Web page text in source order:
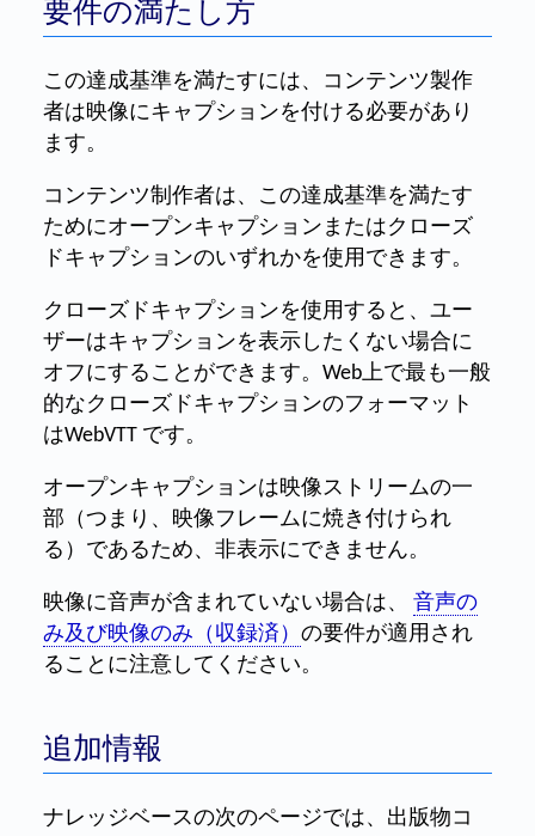
要件の満たし方
この達成基準を満たすには、コンテンツ製作
者は映像にキャプションを付ける必要があり
ます。
コンテンツ制作者は、この達成基準を満たす
ためにオープンキャプションまたはクローズ
ドキャプションのいずれかを使用できます。
クローズドキャプションを使用すると、ユー
ザーはキャプションを表示したくない場合に
オフにすることができます。Web上で最も一般
的なクローズドキャプションのフォーマット
はWebVTT です。
オープンキャプションは映像ストリームの一
部（つまり、映像フレームに焼き付けられ
る）であるため、非表示にできません。
映像に音声が含まれていない場合は、 音声の
み及び映像のみ（収録済） の要件が適用され
ることに注意してください。
追加情報
ナレッジベースの次のページでは、出版物コ